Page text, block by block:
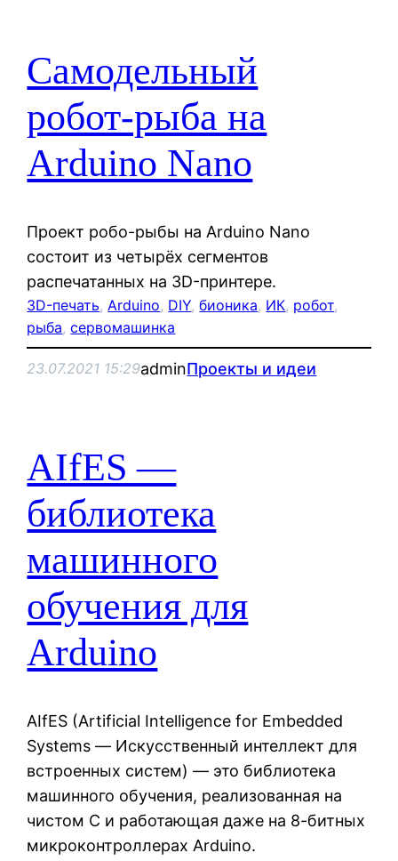
Самодельный
робот-рыба на
Arduino Nano
Проект робо-рыбы на Arduino Nano
состоит из четырёх сегментов
распечатанных на 3D-принтере.
3D-печать, Arduino, DIY, бионика, ИК, робот
рыба, сервомашинка
23.07.2021 15:29adminПроекты и идеи
AIfES —
библиотека
машинного
обучения для
Arduino
AIfES (Artificial Intelligence for Embedded
Systems — Искусственный интеллект для
встроенных систем) — это библиотека
машинного обучения, реализованная на
чистом C и работающая даже на 8-битных
микроконтроллерах Arduino.